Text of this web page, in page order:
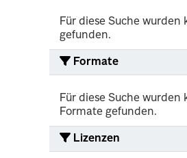
Für diese Suche wurden
gefunden.
Formate
Für diese Suche wurden
Formate gefunden.
Lizenzen